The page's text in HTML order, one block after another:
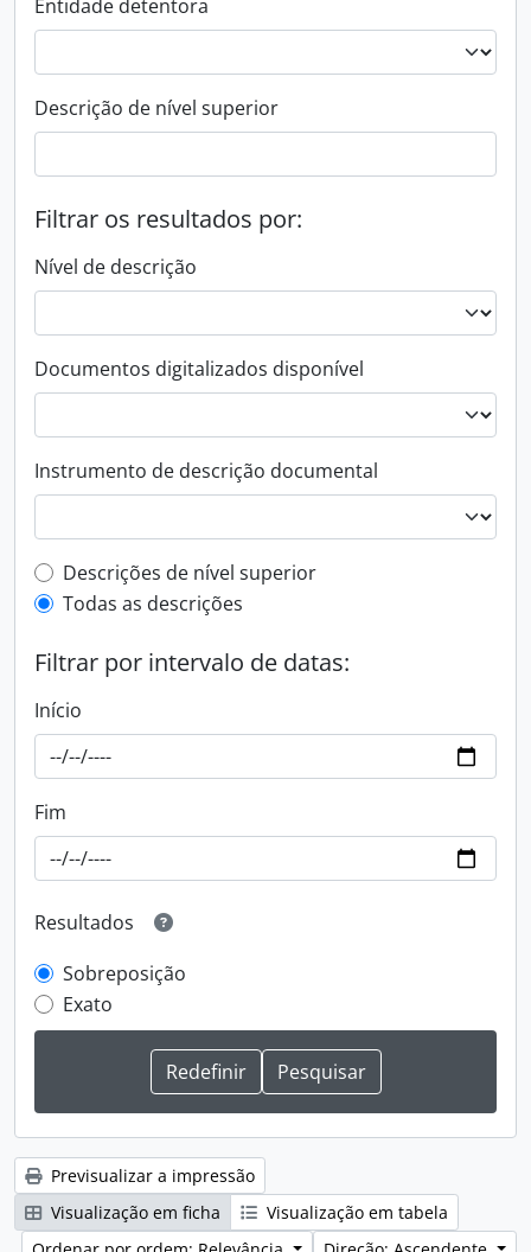
Entidade detentora
Descrição de nível superior
Filtrar os resultados por:
Nível de descrição
Documentos digitalizados disponível
Instrumento de descrição documental
Filtro de descrição de nível superior
Descrições de nível superior
Todas as descrições
Filtrar por intervalo de datas:
Início
Fim
Resultados
Sobreposição
Exato
Previsualizar a impressão
Visualização em ficha
Visualização em tabela